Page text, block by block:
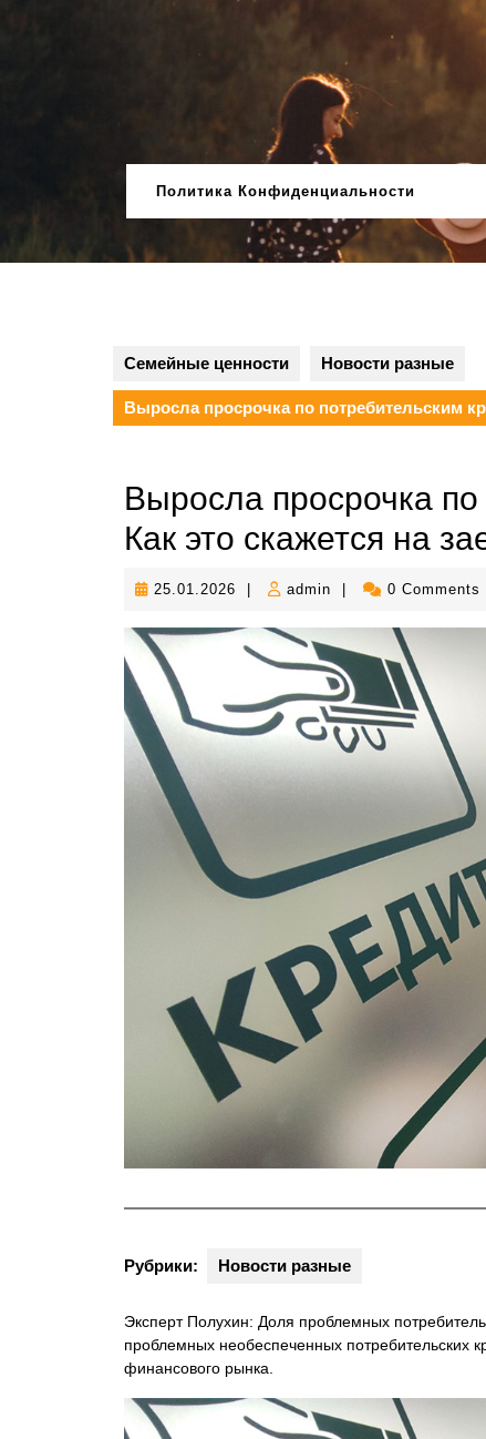
Политика Конфиденциальности
Семейные ценности Новости разные
Выросла просрочка по потребительским
Выросла просрочка
Как это скажется на
25.01.2026 25.01.2026
admin admin 0 Comments
Рубрики: Новости разные
Эксперт Полухин: Доля проблемных
проблемных необеспеченных потребительских
финансового рынка.